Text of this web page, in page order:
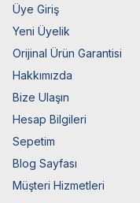
Üye Giriş
Yeni Üyelik
Orijinal Ürün Garantisi
Hakkımızda
Bize Ulaşın
Hesap Bilgileri
Sepetim
Blog Sayfası
Müşteri Hizmetleri